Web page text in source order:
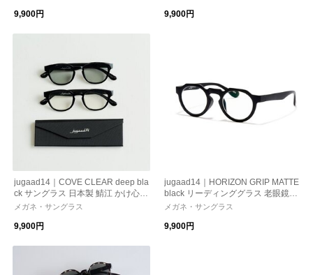
9,900円 9,900円
jugaad14｜COVE CLEAR deep bla
ck サングラス 日本製 鯖江 かけ心
地 ストレスフリー 機能性レンズ
メガネ・サングラス
9,900円
jugaad14｜HORIZON GRIP MATTE
black リーディンググラス 老眼鏡
日本製 鯖江 かけ心地 機能性レン
メガネ・サングラス
9,900円